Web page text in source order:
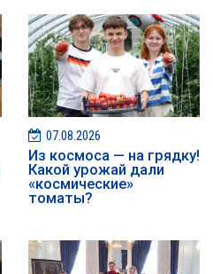
07.08.2026
Из космоса — на грядку!
Какой урожай дали
«космические»
томаты?